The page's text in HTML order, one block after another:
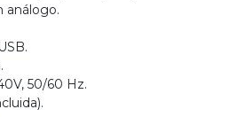
análogo.
50/60 Hz.